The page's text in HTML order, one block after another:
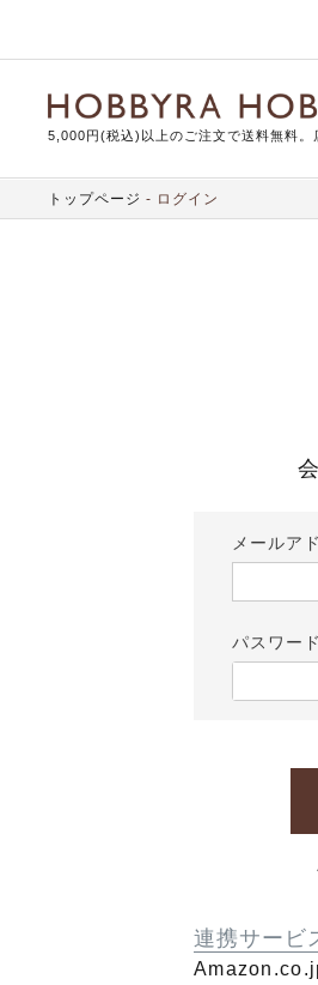
5,000円(税込)以上のご注文で送料無料。
トップページ ログイン
メールア
パスワード
連携サービ